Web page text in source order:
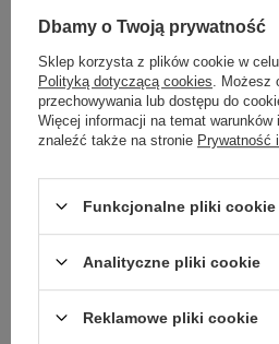
Polska marka
Tworzona z pasji do
Ponadczasowy design
Klasyczne wzory, które
Szybka wysyłka
Dbamy o doświadczenie
Dbamy o Twoją prywatność
Sklep korzysta z plików cookie w
Polityką dotyczącą cookies . Możesz
przechowywania lub dostępu do
Więcej informacji na temat warunków
znaleźć także na stronie Prywatność
Funkcjonalne pliki cookie
Analityczne pliki cookie
Reklamowe pliki cookie